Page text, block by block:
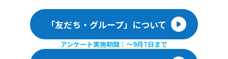
「友だち・グループ」について
アンケート実施期間：〜9月7日まで